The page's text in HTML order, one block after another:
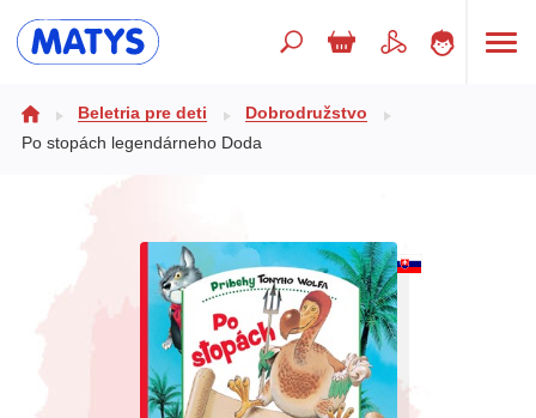
Doplnkový sortiment
Jazyky
Populárno - náučné pre deti
Beletria pre deti
Dobrodružstvo
Po stopách legendárneho Doda